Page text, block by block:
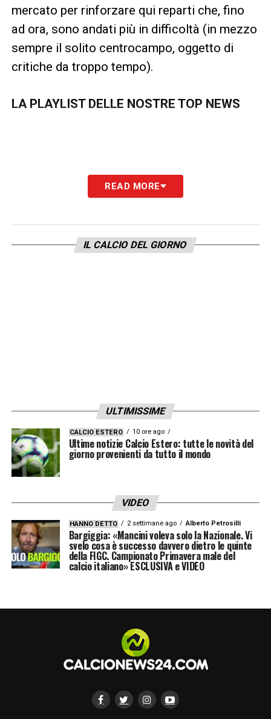
mercato per rinforzare qui reparti che, fino
ad ora, sono andati più in difficoltà (in mezzo
sempre il solito centrocampo, oggetto di
critiche da troppo tempo).
LA PLAYLIST DELLE NOSTRE TOP NEWS
READ MORE
IL CALCIO DEL GIORNO
ULTIMISSIME
CALCIO ESTERO 10 ore ago
Ultime notizie Calcio Estero: tutte le novità del
giorno provenienti da tutto il mondo
VIDEO
HANNO DETTO 2 settimane ago Alberto Petrosilli
Bargiggia: «Mancini voleva solo la Nazionale. Vi
svelo cosa è successo davvero dietro le quinte
della FIGC. Campionato Primavera male del
calcio italiano» ESCLUSIVA e VIDEO